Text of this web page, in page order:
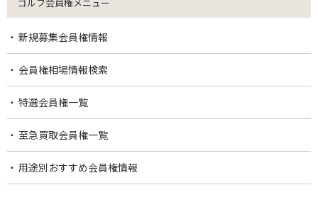
新規募集会員権情報
会員権相場情報検索
特選会員権一覧
至急買取会員権一覧
用途別おすすめ会員権情報